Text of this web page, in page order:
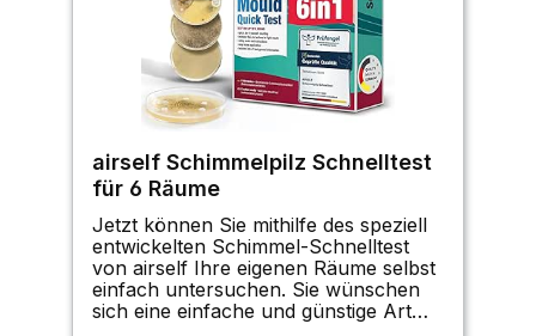
airself Schimmelpilz Schnelltest
für 6 Räume
Jetzt können Sie mithilfe des speziell
entwickelten Schimmel-Schnelltest
von airself Ihre eigenen Räume selbst
einfach untersuchen. Sie wünschen
sich eine einfache und günstige Art